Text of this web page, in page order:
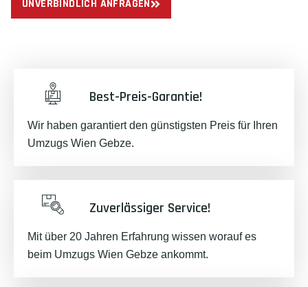
UNVERBINDLICH ANFRAGEN
Best-Preis-Garantie!
Wir haben garantiert den günstigsten Preis für Ihren
Umzugs Wien Gebze.
Zuverlässiger Service!
Mit über 20 Jahren Erfahrung wissen worauf es
beim Umzugs Wien Gebze ankommt.